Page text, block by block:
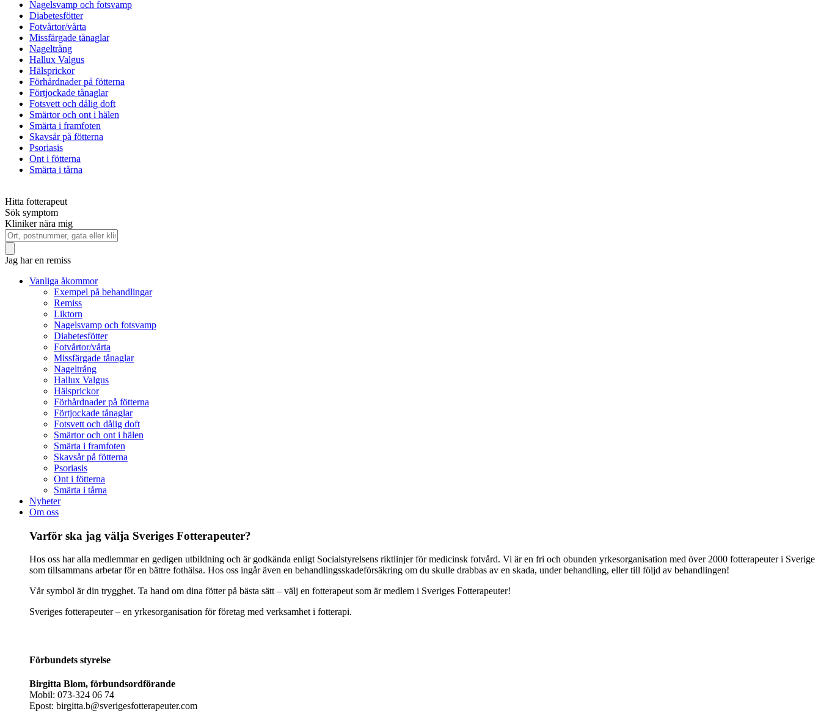
Nagelsvamp och fotsvamp
Diabetesfötter
Fotvårtor/vårta
Missfärgade tånaglar
Nageltrång
Hallux Valgus
Hälsprickor
Förhårdnader på fötterna
Förtjockade tånaglar
Fotsvett och dålig doft
Smärtor och ont i hälen
Smärta i framfoten
Skavsår på fötterna
Psoriasis
Ont i fötterna
Smärta i tårna
Hitta fotterapeut
Sök symptom
Kliniker nära mig
Jag har en remiss
Vanliga åkommor
Exempel på behandlingar
Remiss
Liktorn
Nagelsvamp och fotsvamp
Diabetesfötter
Fotvårtor/vårta
Missfärgade tånaglar
Nageltrång
Hallux Valgus
Hälsprickor
Förhårdnader på fötterna
Förtjockade tånaglar
Fotsvett och dålig doft
Smärtor och ont i hälen
Smärta i framfoten
Skavsår på fötterna
Psoriasis
Ont i fötterna
Smärta i tårna
Nyheter
Om oss
Varför ska jag välja Sveriges Fotterapeuter?
Hos oss har alla medlemmar en gedigen utbildning och är godkända enligt Socialstyrelsens riktlinjer för medicinsk fotvård. Vi är en fri och obunden yrkesorganisation med över 2000 fotterapeuter i Sverige
som tillsammans arbetar för en bättre fothälsa. Hos oss ingår även en behandlingsskadeförsäkring om du skulle drabbas av en skada, under behandling, eller till följd av behandlingen!
Vår symbol är din trygghet. Ta hand om dina fötter på bästa sätt – välj en fotterapeut som är medlem i Sveriges Fotterapeuter!
Sveriges fotterapeuter – en yrkesorganisation för företag med verksamhet i fotterapi.
Förbundets styrelse
Birgitta Blom, förbundsordförande
Mobil: 073-324 06 74
Epost: birgitta.b@sverigesfotterapeuter.com